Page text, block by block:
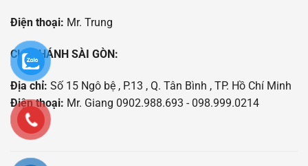
Điện thoại: Mr. Trung
CHI NHÁNH SÀI GÒN:
Địa chỉ: Số 15 Ngô bệ , P.13 , Q. Tân Bình , TP. Hồ Chí Minh
Điện thoại: Mr. Giang 0902.988.693 - 098.999.0214